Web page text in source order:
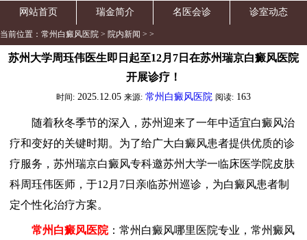
网站首页 瑞金简介 名医会诊 诊室动态
当前位置： 常州白癜风医院 > 院内新闻 > >
苏州大学周珏伟医生即日起至12月7日在苏州瑞京白癜风医院
开展诊疗！
时间: 2025.12.05 来源: 常州白癜风医院 阅读: 163
随着秋冬季节的深入，苏州迎来了一年中适宜白癜风治
疗和变好的关键时期。为了给广大白癜风患者提供优质的诊
疗服务，苏州瑞京白癜风专科邀苏州大学一临床医学院皮肤
科周珏伟医师，于12月7日亲临苏州巡诊，为白癜风患者制
定个性化治疗方案。
常州白癜风医院：常州白癜风哪里医院专业，常州癜风